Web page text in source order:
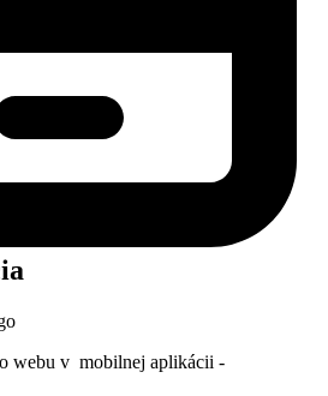
webu v mobilnej aplikácii -